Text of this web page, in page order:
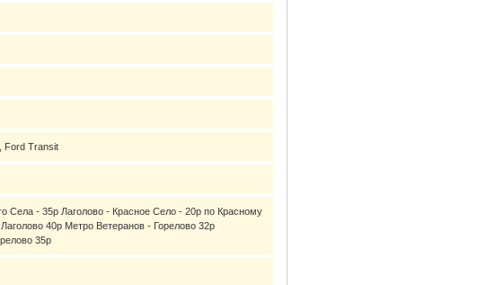
Ford Transit
Села - 35р Лаголово - Красное Село - 20р по Красному
40р Метро Ветеранов - Горелово 32р
35р